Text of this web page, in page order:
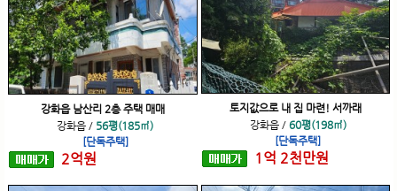
강화읍 남산리 2층 주택 매매
강화읍 / 56평(185㎡)
[단독주택]
2억원
토지값으로 내 집 마련! 서까래
강화읍/ 60평(198㎡)
[단독주택]
1 억 2천만원